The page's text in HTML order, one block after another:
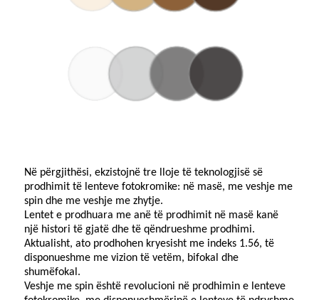
Në përgjithësi, ekzistojnë tre lloje të teknologjisë së
prodhimit të lenteve fotokromike: në masë, me veshje me
spin dhe me veshje me zhytje.
Lentet e prodhuara me anë të prodhimit në masë kanë
një histori të gjatë dhe të qëndrueshme prodhimi.
Aktualisht, ato prodhohen kryesisht me indeks 1.56, të
disponueshme me vizion të vetëm, bifokal dhe
shumëfokal.
Veshje me spin është revolucioni në prodhimin e lenteve